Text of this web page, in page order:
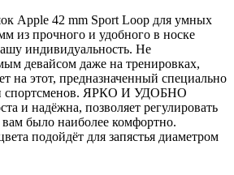
Apple 42 mm Sport Loop для умных
из прочного и удобного в носке
индивидуальность. Не
девайсом даже на тренировках,
на этот, предназначенный специально
спортсменов. ЯРКО И УДОБНО
и надёжна, позволяет регулировать
было наиболее комфортно.
подойдёт для запястья диаметром